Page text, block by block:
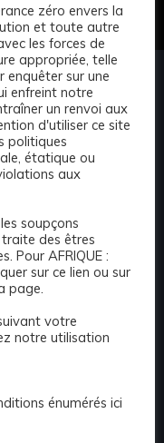
d'escortes
en Afrique pour
une tâche
effectuer une
dans notre
et découvrir les
recherchées
stricte «
être assuré
les véritables
et à publier
zéro envers la
et toute autre
les forces de
appropriée, telle
sur une
enfreint notre
un renvoi aux
d'utiliser ce site
politiques
étatique ou
aux
soupçons
des êtres
Pour AFRIQUE :
sur ce lien ou sur
page.
votre
notre utilisation
énumérés ici